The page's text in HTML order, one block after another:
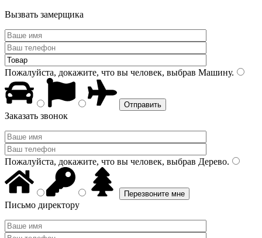
Вызвать замерщика
Пожалуйста, докажите, что вы человек, выбрав Машину.
Заказать звонок
Пожалуйста, докажите, что вы человек, выбрав Дерево.
Письмо директору